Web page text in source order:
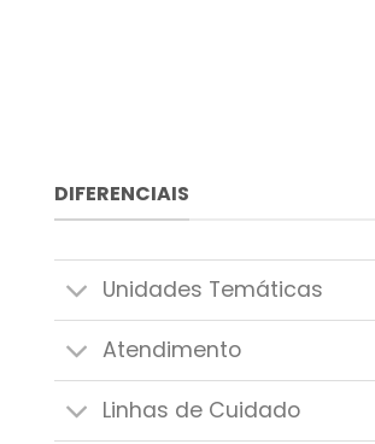
DIFERENCIAIS
Unidades Temáticas
Atendimento
Linhas de Cuidado